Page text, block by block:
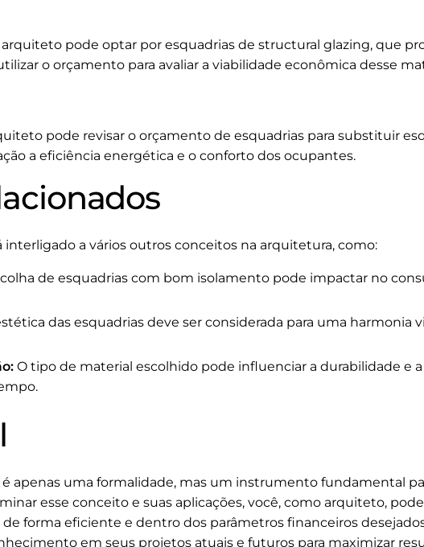
arquiteto pode optar por esquadrias de structural glazing, que
o orçamento para avaliar a viabilidade econômica desse
pode revisar o orçamento de esquadrias para substituir
a eficiência energética e o conforto dos ocupantes.
a vários outros conceitos na arquitetura, como:
de esquadrias com bom isolamento pode impactar no
das esquadrias deve ser considerada para uma harmonia
O tipo de material escolhido pode influenciar a durabilidade e
apenas uma formalidade, mas um instrumento fundamental
esse conceito e suas aplicações, você, como arquiteto,
forma eficiente e dentro dos parâmetros financeiros
em seus projetos atuais e futuros para maximizar